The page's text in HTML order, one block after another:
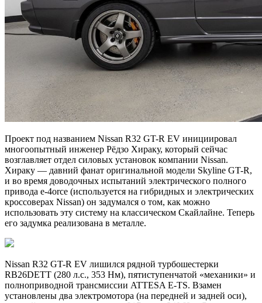
Проект под названием Nissan R32 GT-R EV инициировал
многоопытный инженер Рёдзо Хираку, который сейчас
возглавляет отдел силовых установок компании Nissan.
Хираку — давний фанат оригинальной модели Skyline GT-R,
и во время доводочных испытаний электрического полного
привода e-4orce (используется на гибридных и электрических
кроссоверах Nissan) он задумался о том, как можно
использовать эту систему на классическом Скайлайне. Теперь
его задумка реализована в металле.
Nissan R32 GT-R EV лишился рядной турбошестерки
RB26DETT (280 л.с., 353 Нм), пятиступенчатой «механики» и
полноприводной трансмиссии ATTESA E-TS. Взамен
установлены два электромотора (на передней и задней оси),